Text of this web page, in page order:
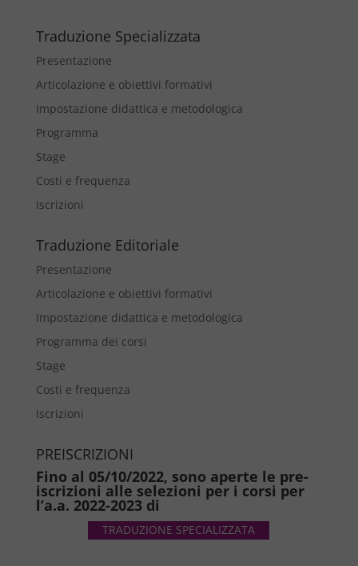
Traduzione Specializzata
Presentazione
Articolazione e obiettivi formativi
Impostazione didattica e metodologica
Programma
Stage
Costi e frequenza
Iscrizioni
Traduzione Editoriale
Presentazione
Articolazione e obiettivi formativi
Impostazione didattica e metodologica
Programma dei corsi
Stage
Costi e frequenza
Iscrizioni
PREISCRIZIONI
Fino al 05/10/2022, sono aperte le pre-
iscrizioni alle selezioni per i corsi per
l’a.a. 2022-2023 di
TRADUZIONE SPECIALIZZATA